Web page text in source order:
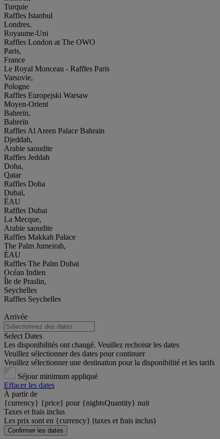
Turquie
Raffles Istanbul
Londres,
Royaume-Uni
Raffles London at The OWO
Paris,
France
Le Royal Monceau - Raffles Paris
Varsovie,
Pologne
Raffles Europejski Warsaw
Moyen-Orient
Bahreïn,
Bahreïn
Raffles Al Areen Palace Bahrain
Djeddah,
Arabie saoudite
Raffles Jeddah
Doha,
Qatar
Raffles Doha
Dubaï,
ÉAU
Raffles Dubai
La Mecque,
Arabie saoudite
Raffles Makkah Palace
The Palm Jumeirah,
ÉAU
Raffles The Palm Dubai
Océan Indien
Île de Praslin,
Seychelles
Raffles Seychelles
Arrivée
Select Dates
Les disponibilités ont changé. Veuillez rechoisir les dates
Veuillez sélectionner des dates pour continuer
Veuillez sélectionner une destination pour la disponibilité et les tarifs
Séjour minimum appliqué
Effacer les dates
À partir de
{currency} {price} pour {nightsQuantity} nuit
Taxes et frais inclus
Les prix sont en {currency} (taxes et frais inclus)
Confirmer les dates